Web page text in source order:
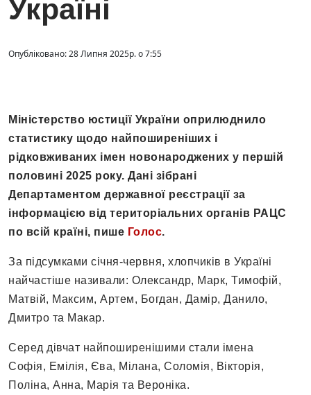
Україні
Опубліковано: 28 Липня 2025р. о 7:55
Міністерство юстиції України оприлюднило
статистику щодо найпоширеніших і
рідковживаних імен новонароджених у першій
половині 2025 року. Дані зібрані
Департаментом державної реєстрації за
інформацією від територіальних органів РАЦС
по всій країні, пише Голос.
За підсумками січня-червня, хлопчиків в Україні
найчастіше називали: Олександр, Марк, Тимофій,
Матвій, Максим, Артем, Богдан, Дамір, Данило,
Дмитро та Макар.
Серед дівчат найпоширенішими стали імена
Софія, Емілія, Єва, Мілана, Соломія, Вікторія,
Поліна, Анна, Марія та Вероніка.